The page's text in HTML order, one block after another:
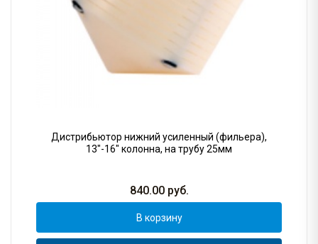
Дистрибьютор нижний усиленный (фильера),
13"-16" колонна, на трубу 25мм
840.00руб.
В корзину